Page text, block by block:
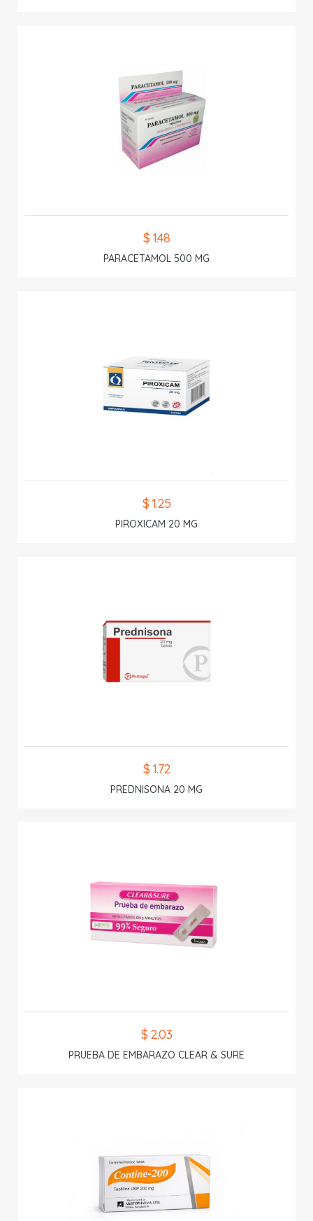
$ 1.48
PARACETAMOL 500 MG
$ 1.25
PIROXICAM 20 MG
$ 1.72
PREDNISONA 20 MG
$ 2.03
PRUEBA DE EMBARAZO CLEAR & SURE